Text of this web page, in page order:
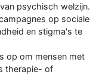
psychisch welzijn.
op sociale
en stigma's te
op om mensen met
therapie- of